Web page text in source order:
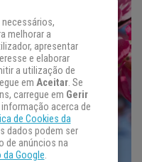
melhorar a
apresentar
e elaborar
a utilização de
em Aceitar. Se
carregue em Gerir
acerca de
de Cookies da
dados podem ser
de anúncios na
da Google.